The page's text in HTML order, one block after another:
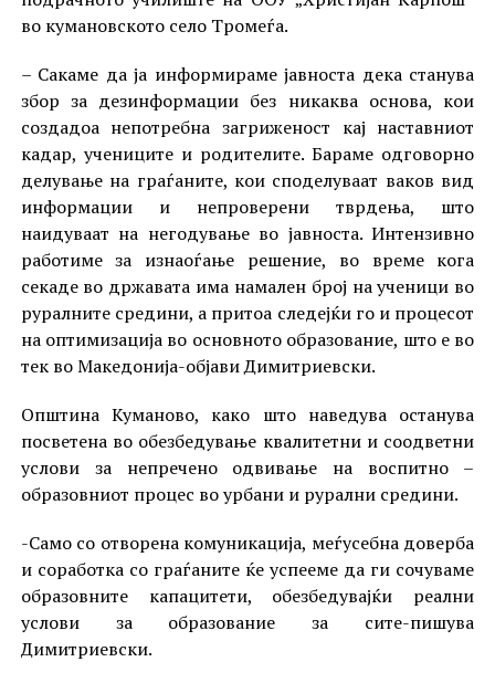
во кумановското село Тромеѓа.
– Сакаме да ја информираме јавноста дека станува
збор за дезинформации без никаква основа, кои
создадоа непотребна загриженост кај наставниот
кадар, учениците и родителите. Бараме одговорно
делување на граѓаните, кои споделуваат ваков вид
информации и непроверени тврдења, што
наидуваат на негодување во јавноста. Интензивно
работиме за изнаоѓање решение, во време кога
секаде во државата има намален број на ученици во
руралните средини, а притоа следејќи го и процесот
на оптимизација во основното образование, што е во
тек во Македонија-објави Димитриевски.
Општина Куманово, како што наведува останува
посветена во обезбедување квалитетни и соодветни
услови за непречено одвивање на воспитно –
образовниот процес во урбани и рурални средини.
-Само со отворена комуникација, меѓусебна доверба
и соработка со граѓаните ќе успееме да ги сочуваме
образовните капацитети, обезбедувајќи реални
услови за образование за сите-пишува
Димитриевски.